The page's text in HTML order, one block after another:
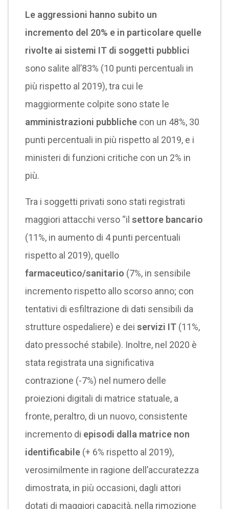
Le aggressioni hanno subito un
incremento del 20% e in particolare quelle
rivolte ai sistemi IT di soggetti pubblici
sono salite all’83% (10 punti percentuali in
più rispetto al 2019), tra cui le
maggiormente colpite sono state le
amministrazioni pubblichecon un 48%, 30
punti percentuali in più rispetto al 2019, e i
ministeri di funzioni critiche con un 2% in
più.
Tra i soggetti privati sono stati registrati
maggiori attacchi verso “il settore bancario
(11%, in aumento di 4 punti percentuali
rispetto al 2019), quello
farmaceutico/sanitario (7%, in sensibile
incremento rispetto allo scorso anno; con
tentativi di esfiltrazione di dati sensibili da
strutture ospedaliere) e dei servizi IT(11%,
dato pressoché stabile). Inoltre, nel 2020 è
stata registrata una significativa
contrazione (-7%) nel numero delle
proiezioni digitali di matrice statuale, a
fronte, peraltro, di un nuovo, consistente
incremento di episodi dalla matrice non
identificabile(+ 6% rispetto al 2019),
verosimilmente in ragione dell’accuratezza
dimostrata, in più occasioni, dagli attori
dotati di maggiori capacità, nella rimozione